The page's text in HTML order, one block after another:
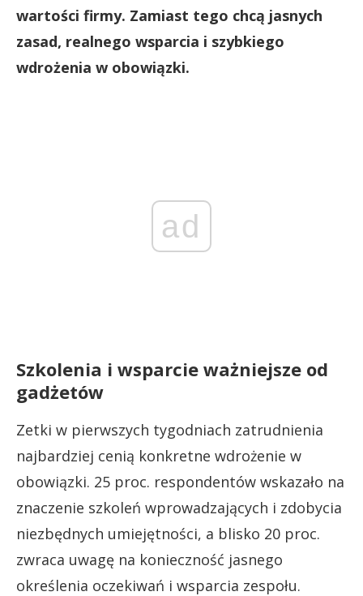
wartości firmy. Zamiast tego chcą jasnych
zasad, realnego wsparcia i szybkiego
wdrożenia w obowiązki.
ad
Szkolenia i wsparcie ważniejsze od
gadżetów
Zetki w pierwszych tygodniach zatrudnienia
najbardziej cenią konkretne wdrożenie w
obowiązki. 25 proc. respondentów wskazało na
znaczenie szkoleń wprowadzających i zdobycia
niezbędnych umiejętności, a blisko 20 proc.
zwraca uwagę na konieczność jasnego
określenia oczekiwań i wsparcia zespołu.